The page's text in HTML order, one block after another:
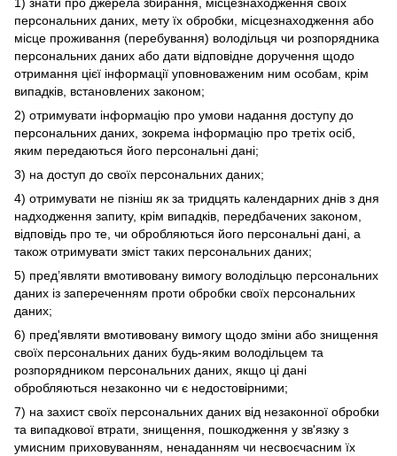
персональних даних, мету їх обробки, місцезнаходження або
місце проживання (перебування) володільця чи розпорядника
персональних даних або дати відповідне доручення щодо
отримання цієї інформації уповноваженим ним особам, крім
випадків, встановлених законом;
2) отримувати інформацію про умови надання доступу до
персональних даних, зокрема інформацію про третіх осіб,
яким передаються його персональні дані;
3) на доступ до своїх персональних даних;
4) отримувати не пізніш як за тридцять календарних днів з дня
надходження запиту, крім випадків, передбачених законом,
відповідь про те, чи обробляються його персональні дані, а
також отримувати зміст таких персональних даних;
5) пред’являти вмотивовану вимогу володільцю персональних
даних із запереченням проти обробки своїх персональних
даних;
6) пред'являти вмотивовану вимогу щодо зміни або знищення
своїх персональних даних будь-яким володільцем та
розпорядником персональних даних, якщо ці дані
обробляються незаконно чи є недостовірними;
7) на захист своїх персональних даних від незаконної обробки
та випадкової втрати, знищення, пошкодження у зв'язку з
умисним приховуванням, ненаданням чи несвоєчасним їх